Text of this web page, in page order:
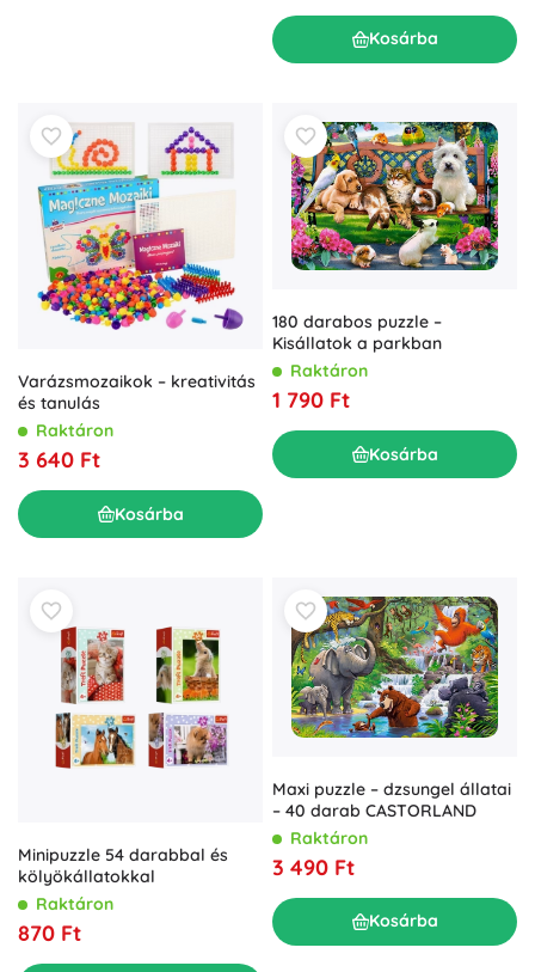
Kosárba
Varázsmozaikok – kreativitás
és tanulás
Raktáron
3 640 Ft
Kosárba
180 darabos puzzle –
Kisállatok a parkban
Raktáron
1 790 Ft
Kosárba
Minipuzzle 54 darabbal és
kölyökállatokkal
Raktáron
870 Ft
Maxi puzzle – dzsungel állatai
– 40 darab CASTORLAND
Raktáron
3 490 Ft
Kosárba